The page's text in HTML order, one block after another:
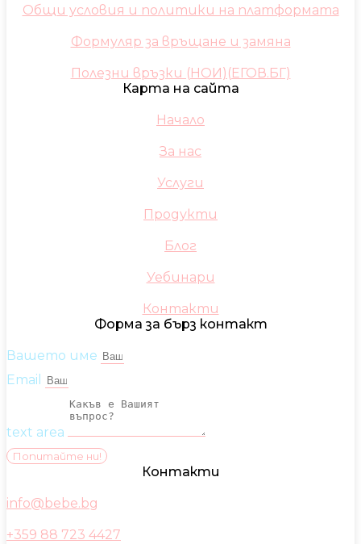
Общи условия и политики на платформата
Формуляр за връщане и замяна
Полезни връзки (НОИ)(ЕГОВ.БГ)
Карта на сайта
Начало
За нас
Услуги
Продукти
Блог
Уебинари
Контакти
Форма за бърз контакт
Вашето име
Email
text area
Попитайте ни!
Контакти
info@bebe.bg
+359 88 723 4427